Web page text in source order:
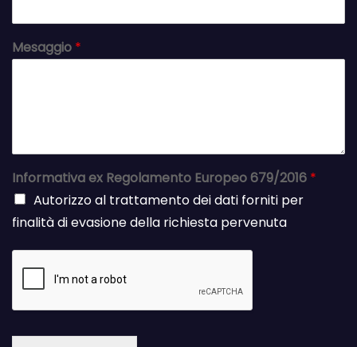
Mesaggio *
Informativa ex Regolamento Europeo 679/2016 *
Autorizzo al trattamento dei dati forniti per
finalità di evasione della richiesta pervenuta